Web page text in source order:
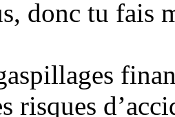
donc tu fais
risques